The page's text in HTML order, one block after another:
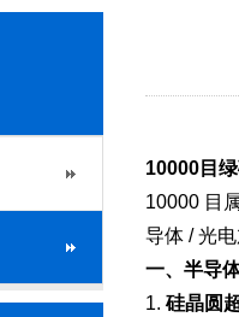
10000目
10000 目
导体 / 光
一、半导
1. 硅晶圆